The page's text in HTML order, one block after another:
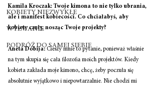
KOBIETY NIEZWYKŁE
WYZWANIE
PODRÓŻ DO SAMEJ SIEBIE
Kamila Kroczak: Twoje kimona to nie tylko ubrania,
ale i manifest kobiecości. Co chciałabyś, aby
kobiety czuły, nosząc Twoje projekty?
Aneta Dobija: Cieszy mnie to pytanie, ponieważ właśnie
na tym skupia się cała filozofia moich projektów. Kiedy
kobieta zakłada moje kimono, chcę, żeby poczuła się
absolutnie wyjątkowo i niepowtarzalnie. Nie chodzi mi